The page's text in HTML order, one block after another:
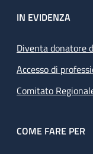
IN EVIDENZA
Diventa donatore
Accesso di
Comitato
COME FARE PER